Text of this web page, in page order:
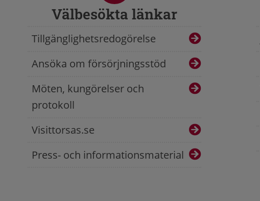
Välbesökta länkar
Tillgänglighetsredogörelse
Ansöka om försörjningsstöd
Möten, kungörelser och
protokoll
Visittorsas.se
Press- och informationsmaterial